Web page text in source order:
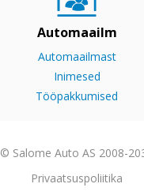
Automaailm
Automaailmast
Inimesed
Tööpakkumised
© Salome Auto AS 2008-
Privaatsuspoliitika